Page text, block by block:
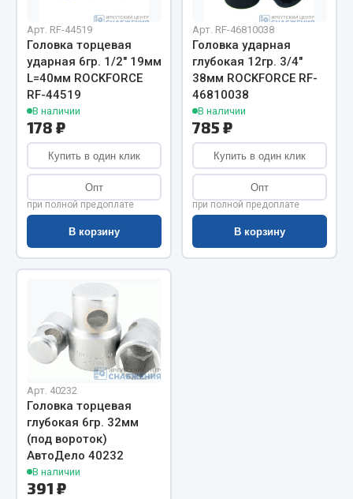
Рукава высокого давления
Показать ещё
Весь раздел
Автомобильная электрика
Автолампы
Блоки реле и предохранителей
Вилки нагрузочные
Выключатели и переключатели клавишные
Выключатели кнопочные
Выключатель массы
Изолента
Показать ещё
Весь раздел
Запчасти на полуприцепы
Амортизаторы для полуприцепов
Арт. RF-44519
Головка торцевая
ударная 6гр. 1/2" 19мм
L=40мм ROCKFORCE
RF-44519
В наличии
178 ₽
Купить в один клик
Опт
при полной предоплате
В корзину
Арт. RF-46810038
Головка ударная
глубокая 12гр. 3/4"
38мм ROCKFORCE RF-
46810038
В наличии
785 ₽
Купить в один клик
Опт
при полной предоплате
В корзину
Арт. 40232
Головка торцевая
глубокая 6гр. 32мм
(под вороток)
АвтоДело 40232
В наличии
391 ₽